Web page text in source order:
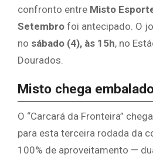
confronto entre Misto
Setembro foi antecipado. O
no sábado (4), às 15h, no
Dourados.
​Misto chega
​O “Carcará da Fronteira”
para esta terceira rodada da
100% de aproveitamento —